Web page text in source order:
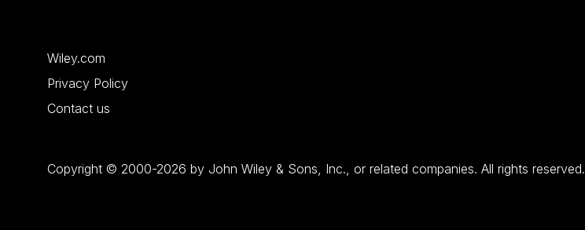
Wiley.com
Privacy Policy
Contact us
Copyright © 2000-2026 by John Wiley & Sons, Inc., or related companies. All rights reserved.